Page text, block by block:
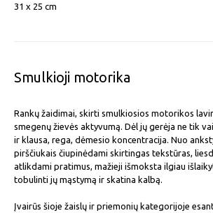
31 x 25 cm
Smulkioji motorika
Rankų žaidimai, skirti smulkiosios motorikos
smegenų žievės aktyvumą. Dėl jų gerėja ne tik
ir klausa, rega, dėmesio koncentracija. Nuo
pirščiukais čiupinėdami skirtingas tekstūras,
atlikdami pratimus, mažieji išmoksta ilgiau
tobulinti jų mąstymą ir skatina kalbą.
Įvairūs šioje žaislų ir priemonių kategorijoje